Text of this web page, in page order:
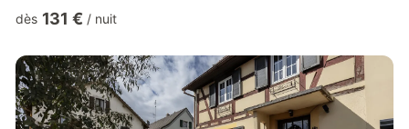
bébé, 1 chaise haute et des serviettes de plage sont
terrasse couverte privée et du balcon avec vue sur la
montagne. La propriété propose une piscine chauffée
partagée, une piscine p...
dès 131 € / nuit